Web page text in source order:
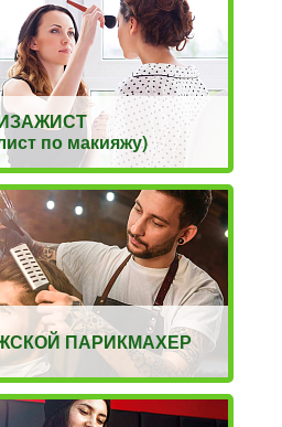
по макияжу)
ПАРИКМАХЕР